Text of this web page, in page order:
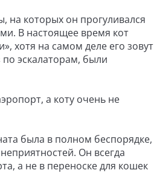
на которых он прогуливался
В настоящее время кот
хотя на самом деле его зовут
по эскалаторам, были
а коту очень не
была в полном беспорядке,
Он всегда
а не в переноске для кошек